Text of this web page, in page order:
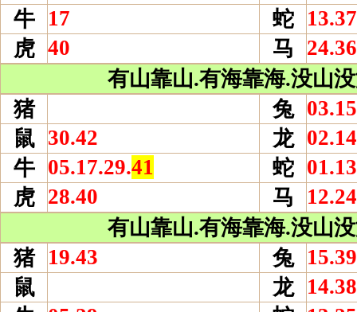
牛
17 蛇
虎 40 马
有山靠山.有海靠海.没山
猪
兔 03.15
鼠 30.42 龙
牛 05.17.29.41 蛇
虎 28.40 马
有山靠山.有海靠海.没山
猪
19.43 兔
15.39
鼠
龙
14.38